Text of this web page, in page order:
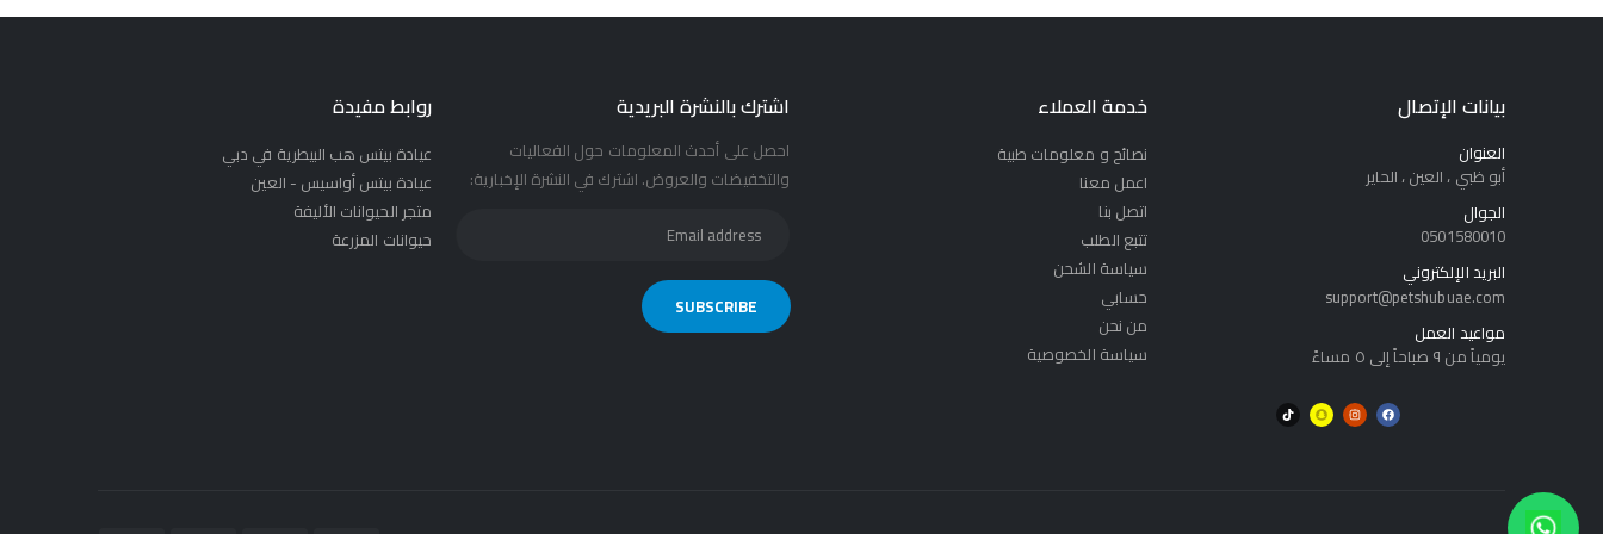
بيانات الإتصال
العنوان
أبو ظبي ، العين ، الحاير
الجوال
0501580010
البريد الإلكتروني
support@petshubuae.com
مواعيد العمل
يومياً من ٩ صباحاً إلى ٥ مساءً
خدمة العملاء
نصائح و معلومات طبية
اعمل معنا
اتصل بنا
تتبع الطلب
سياسة الشحن
حسابي
من نحن
سياسة الخصوصية
اشترك بالنشرة البريدية
احصل على أحدث المعلومات حول الفعاليات
والتخفيضات والعروض. اشترك في النشرة الإخبارية:
روابط مفيدة
عيادة بيتس هب البيطرية في دبي
عيادة بيتس أواسيس - العين
متجر الحيوانات الأليفة
حيوانات المزرعة